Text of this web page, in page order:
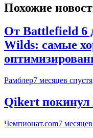
Похожие
От Battlefield 6
Wilds: самые
Рамблер7 месяцев спустя
Qikert покинул
Чемпионат.com7